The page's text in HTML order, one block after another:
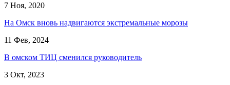
7 Ноя, 2020
На Омск вновь надвигаются экстремальные морозы
11 Фев, 2024
В омском ТИЦ сменился руководитель
3 Окт, 2023